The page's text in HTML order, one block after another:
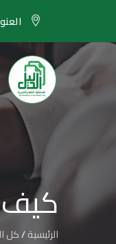
كيف
الرئيسية/كل